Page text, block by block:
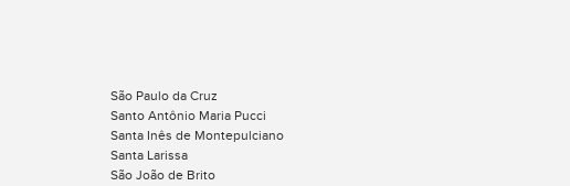
São Paulo da Cruz
Santo Antônio Maria Pucci
Santa Inês de Montepulciano
Santa Larissa
São João de Brito